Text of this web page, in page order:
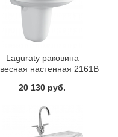
Laguraty раковина
настенная 2161В
20 130 руб.